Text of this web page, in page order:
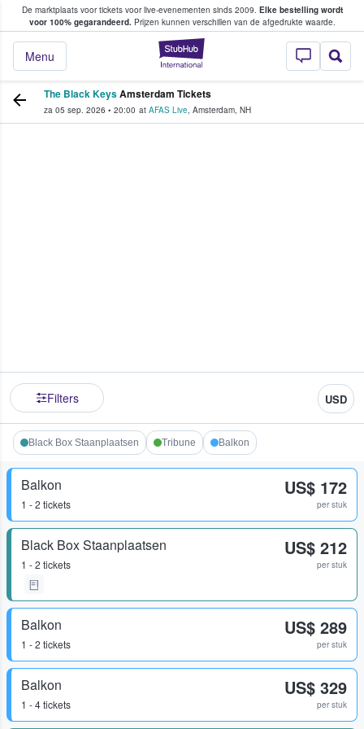
De marktplaats voor tickets voor live-evenementen sinds 2009. Elke bestelling wordt
voor 100% gegarandeerd.Prijzen kunnen verschillen van de afgedrukte waarde.
StubHub: waar
Menu
tickets kopen en verkopen
The Black KeysAmsterdam Tickets
za 05 sep. 2026 • 20:00 at AFAS Live, Amsterdam, NH
Filters USD
Black Box Staanplaatsen Tribune Balkon
Balkon
1 - 2 tickets
US$ 172
per stuk
Black Box Staanplaatsen
1 - 2 tickets
US$ 212
per stuk
Balkon
1 - 2 tickets
US$ 289
per stuk
Balkon
1 - 4 tickets
US$ 329
per stuk